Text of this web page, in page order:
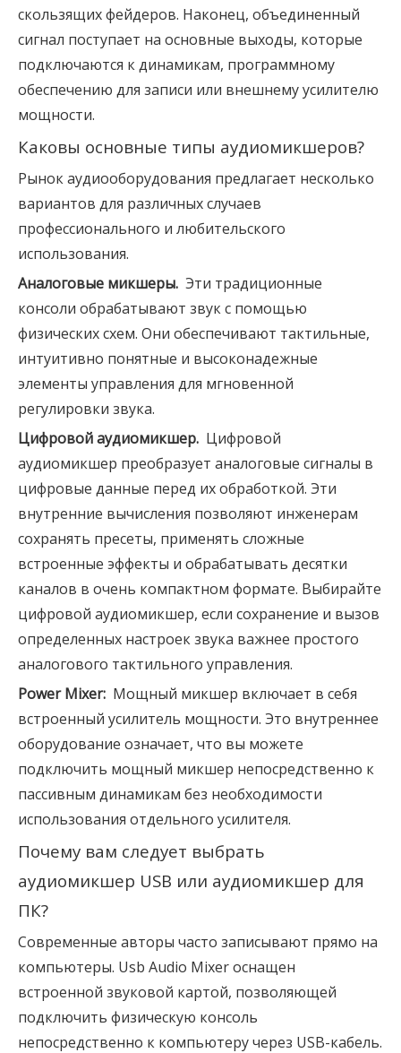
скользящих фейдеров. Наконец, объединенный
сигнал поступает на основные выходы, которые
подключаются к динамикам, программному
обеспечению для записи или внешнему усилителю
мощности.
Каковы основные типы аудиомикшеров?
Рынок аудиооборудования предлагает несколько
вариантов для различных случаев
профессионального и любительского
использования.
Аналоговые микшеры. Эти традиционные
консоли обрабатывают звук с помощью
физических схем. Они обеспечивают тактильные,
интуитивно понятные и высоконадежные
элементы управления для мгновенной
регулировки звука.
Цифровой аудиомикшер. Цифровой
аудиомикшер преобразует аналоговые сигналы в
цифровые данные перед их обработкой. Эти
внутренние вычисления позволяют инженерам
сохранять пресеты, применять сложные
встроенные эффекты и обрабатывать десятки
каналов в очень компактном формате. Выбирайте
цифровой аудиомикшер, если сохранение и вызов
определенных настроек звука важнее простого
аналогового тактильного управления.
Power Mixer: Мощный микшер включает в себя
встроенный усилитель мощности. Это внутреннее
оборудование означает, что вы можете
подключить мощный микшер непосредственно к
пассивным динамикам без необходимости
использования отдельного усилителя.
Почему вам следует выбрать
аудиомикшер USB или аудиомикшер для
ПК?
Современные авторы часто записывают прямо на
компьютеры. Usb Audio Mixer оснащен
встроенной звуковой картой, позволяющей
подключить физическую консоль
непосредственно к компьютеру через USB-кабель.